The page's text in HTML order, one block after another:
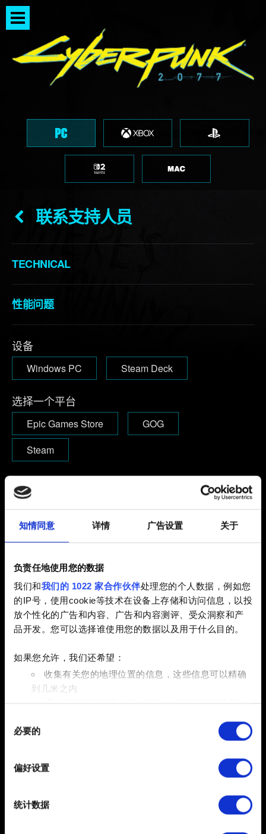
知情同意 详情 广告设置 关于
负责任地使用您的数据
我们和我们的 1022 家合作伙伴处理您的个人数据，例如您
的IP号，使用cookie等技术在设备上存储和访问信息，以投
放个性化的广告和内容、广告和内容测评、受众洞察和产
品开发。您可以选择谁使用您的数据以及用于什么目的。
如果您允许，我们还希望：
收集有关您的地理位置的信息，这些信息可以精确
到几米之内
通过主动扫描特定特征（指纹）来识别您的设备
查找有关您的个人数据如何处理的更多信息，
并设置您的首选项。您可随时从Cookie声明中更改或撤回
部分需要使用 Cookies 的是为了让网站功能可用，而另一
馈，以便网站将更好地服务于您。例如帮助我们在社交媒
必要的
偏好设置
统计数据
联系支持人员
TECHNICAL
性能问题
设备
Windows PC Steam Deck
选择一个平台
Epic Games Store
GOG
Steam
版本
版本号可以在启动游戏后的主菜单右上角找到。 1.63及以下：
2.31 (最新) 2.3
1.63
其他
电子邮件（请不要输入错别字！）
问题的简短描述
0/20
添加文件
您可以在报告中附带文件。比如图形问题的截图。限制大小：